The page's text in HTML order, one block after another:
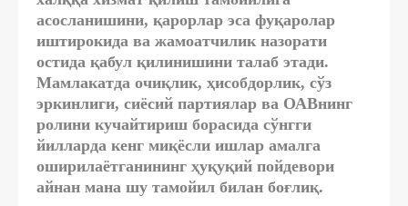
асосланишини, қарорлар эса фуқаролар
иштирокида ва жамоатчилик назорати
остида қабул қилинишини талаб этади.
Мамлакатда очиқлик, ҳисобдорлик, сўз
эркинлиги, сиёсий партиялар ва ОАВнинг
ролини кучайтириш борасида сўнгги
йилларда кенг миқёсли ишлар амалга
оширилаётганининг ҳуқуқий пойдевори
айнан мана шу тамойил билан боғлиқ.